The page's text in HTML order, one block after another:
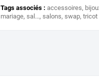
Tags associés : accessoires,
mariage,sal...,salons,swap,tricot